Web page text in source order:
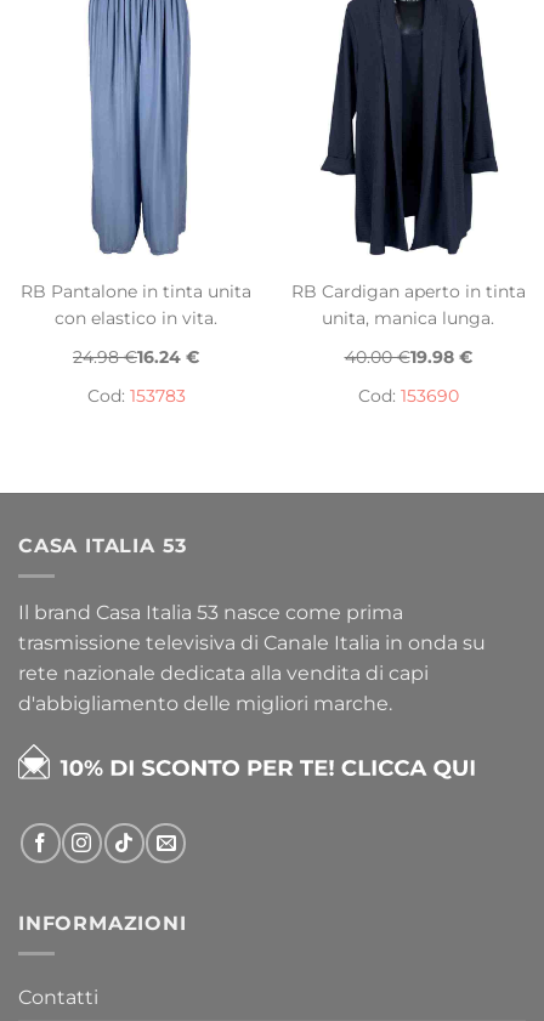
RB Pantalone in tinta unita
con elastico in vita.
24.98 €16.24 €
Cod: 153783
RB Cardigan aperto in tinta
unita, manica lunga.
40.00 €19.98 €
Cod: 153690
CASA ITALIA 53
Il brand Casa Italia 53 nasce come prima
trasmissione televisiva di Canale Italia in onda su
rete nazionale dedicata alla vendita di capi
d'abbigliamento delle migliori marche.
INFORMAZIONI
Contatti